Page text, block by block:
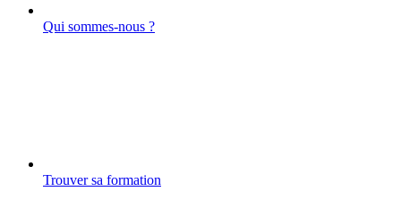
Qui sommes-nous ?
Trouver sa formation